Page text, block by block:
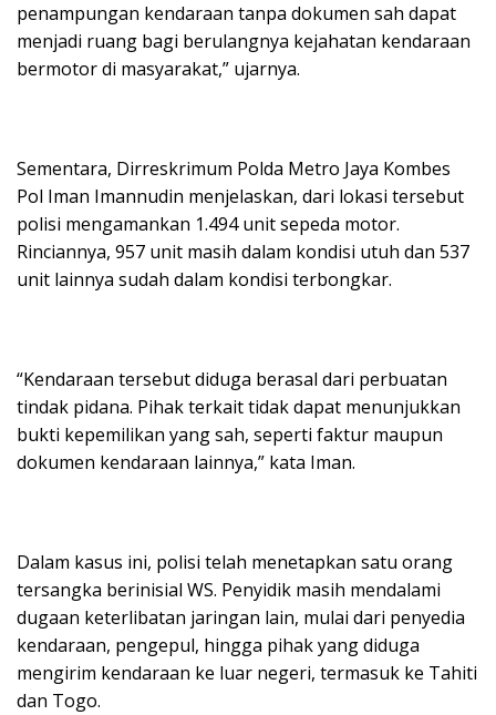
penampungan kendaraan tanpa dokumen sah dapat
menjadi ruang bagi berulangnya kejahatan kendaraan
bermotor di masyarakat,” ujarnya.
Sementara, Dirreskrimum Polda Metro Jaya Kombes
Pol Iman Imannudin menjelaskan, dari lokasi tersebut
polisi mengamankan 1.494 unit sepeda motor.
Rinciannya, 957 unit masih dalam kondisi utuh dan 537
unit lainnya sudah dalam kondisi terbongkar.
“Kendaraan tersebut diduga berasal dari perbuatan
tindak pidana. Pihak terkait tidak dapat menunjukkan
bukti kepemilikan yang sah, seperti faktur maupun
dokumen kendaraan lainnya,” kata Iman.
Dalam kasus ini, polisi telah menetapkan satu orang
tersangka berinisial WS. Penyidik masih mendalami
dugaan keterlibatan jaringan lain, mulai dari penyedia
kendaraan, pengepul, hingga pihak yang diduga
mengirim kendaraan ke luar negeri, termasuk ke Tahiti
dan Togo.